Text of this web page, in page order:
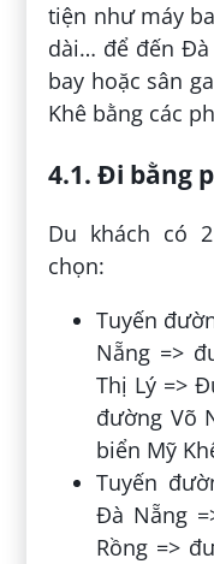
tiện như máy
dài… để đến Đà
bay hoặc sân
Khê bằng các
4.1. Đi bằng
Du khách có
chọn:
Tuyến
Nẵng =>
Thị Lý =>
đường Võ
biển Mỹ
Tuyến
Đà Nẵng
Rồng =>